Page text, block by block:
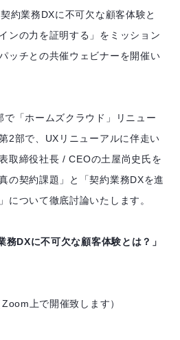
約業務DXに不可欠な顧客体験と
ンの力を証明する」をミッション
ッチとの共催ウェビナーを開催い
「ホームズクラウド」リニュー
2部で、UXリニューアルに伴走い
取締役社長 / CEOの土屋尚史氏を
の契約課題」と「契約業務DXを進
について徹底討論いたします。
DXに不可欠な顧客体験とは？」
上で開催致します）